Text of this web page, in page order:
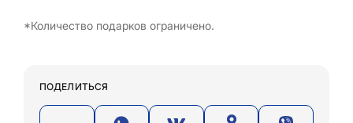
*Количество подарков ограничено.
ПОДЕЛИТЬСЯ